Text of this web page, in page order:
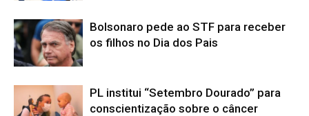
Bolsonaro pede ao STF para receber
os filhos no Dia dos Pais
PL institui “Setembro Dourado” para
conscientização sobre o câncer